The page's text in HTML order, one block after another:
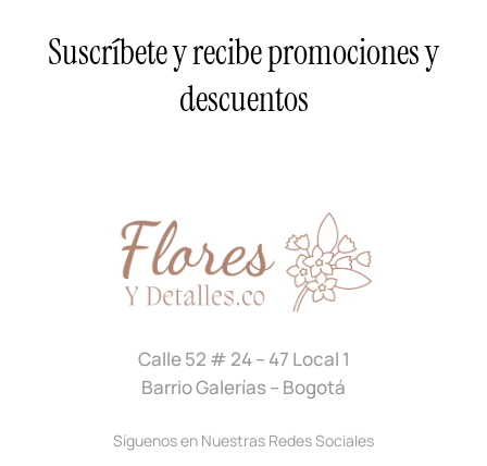
Suscríbete y recibe promociones y
descuentos
Calle 52 # 24 – 47 Local 1
Barrio Galerías – Bogotá
Síguenos en Nuestras Redes Sociales